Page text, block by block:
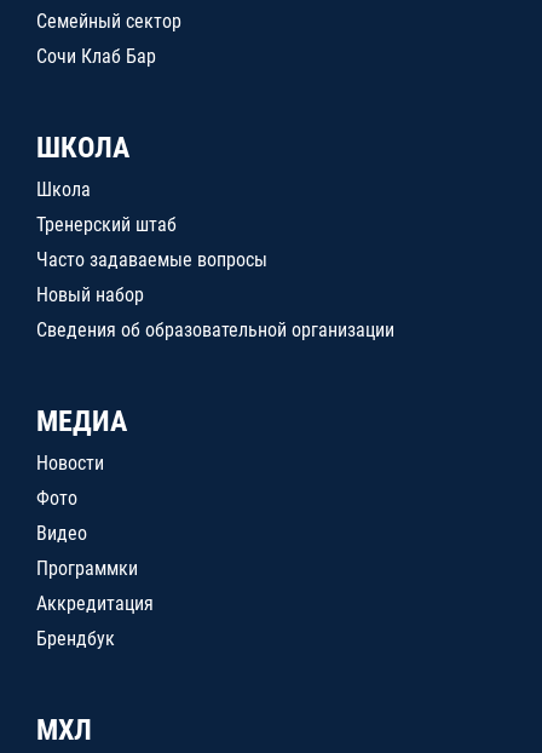
Семейный сектор
Сочи Клаб Бар
ШКОЛА
Школа
Тренерский штаб
Часто задаваемые вопросы
Новый набор
Сведения об образовательной организации
МЕДИА
Новости
Фото
Видео
Программки
Аккредитация
Брендбук
МХЛ